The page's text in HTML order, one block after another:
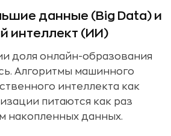
данные (Big Data) и
интеллект (ИИ)
доля онлайн-образования
Алгоритмы машинного
интеллекта как
питаются как раз
накопленных данных.